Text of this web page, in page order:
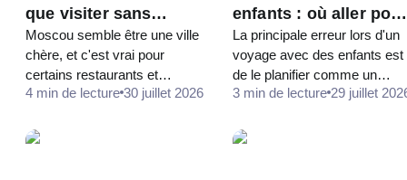
que visiter sans
dépenser un seul
rouble
Moscou semble être une ville
chère, et c'est vrai pour
certains restaurants et
logements. Mais la moitié de
viennent ici ne coûte rien : les
4 min de lecture 30 juillet 2026
enfants : où aller pour
que tout le monde y
trouve son compte
La principale erreur lors d'un
voyage avec des enfants est
de le planifier comme un
voyage pour adultes, mais en
Galerie Tretiakov et un grand
3 min de lecture 29 juillet